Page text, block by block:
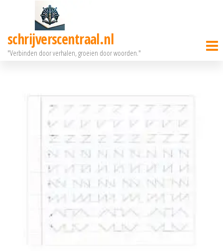
deschrijverscentraal.nl
"Verbinden door verhalen, groeien door woorden."